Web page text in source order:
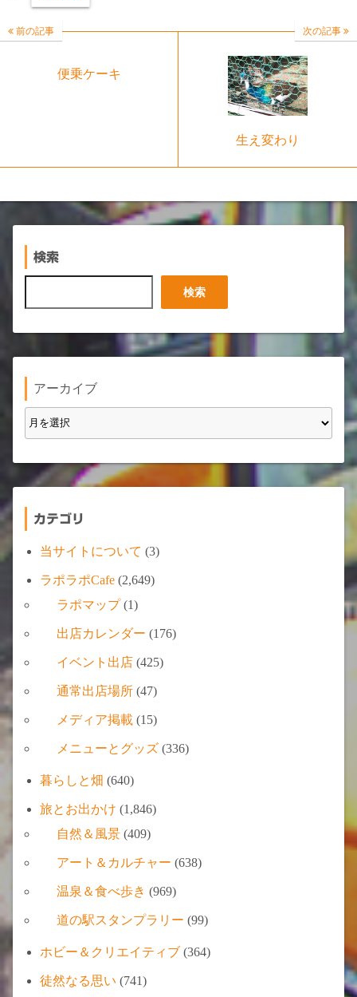
前の記事
便乗ケーキ
次の記事
生え変わり
検索
索
検索
アーカイブ
カテゴリ
当サイトについて (3)
ラポラポCafe (2,649)
ラポマップ(1)
出店カレンダー (176)
イベント出店 (425)
通常出店場所 (47)
メディア掲載 (15)
メニューとグッズ (336)
暮らしと畑 (640)
旅とお出かけ (1,846)
自然＆風景 (409)
アート＆カルチャー (638)
温泉＆食べ歩き (969)
道の駅スタンプラリー (99)
ホビー＆クリエイティブ (364)
徒然なる思い (741)